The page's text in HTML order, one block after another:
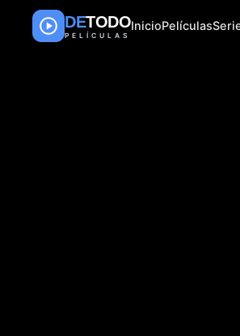
DETODO
PELÍCULAS
InicioPelículas